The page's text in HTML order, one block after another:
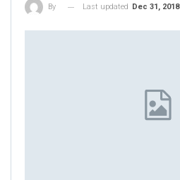
By Last updated Dec 31, 2018